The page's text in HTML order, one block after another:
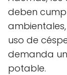
deben
uso de
demanda
potable.